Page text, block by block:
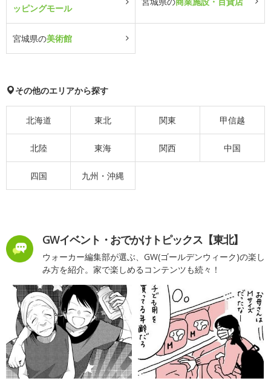
ッピングモール
宮城県の美術館
その他のエリアから探す
北海道 東北 関東 甲信越
北陸 東海 関西 中国
四国 九州・沖縄
GWイベント・おでかけトピックス【東北】
ウォーカー編集部が選ぶ、GW(ゴールデンウィーク)の楽し
み方を紹介。家で楽しめるコンテンツも続々！